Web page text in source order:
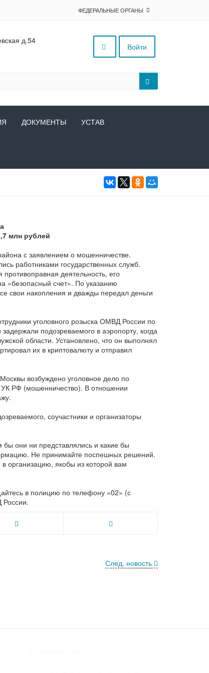
ФЕДЕРАЛЬНЫЕ ОРГАНЫ
д.54
Войти
ДОКУМЕНТЫ УСТАВ
млн рублей
с заявлением о мошенничестве.
работниками государственных служб.
деятельность, его
«безопасный счет». По указанию
свои накопления и дважды передал деньги
уголовного розыска ОМВД России по
подозреваемого в аэропорту, когда
области. Установлено, что он выполнял
их в криптовалюту и отправил
возбуждено уголовное дело по
УК РФ (мошенничество). В отношении
соучастники и организаторы
они ни представлялись и какие бы
Не принимайте поспешных решений.
организацию, якобы из которой вам
в полицию по телефону «02» (с
След. новость